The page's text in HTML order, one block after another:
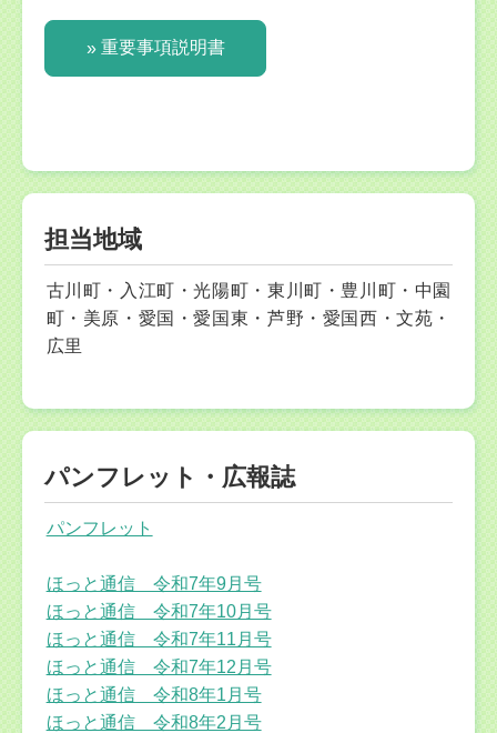
重要事項説明書
担当地域
古川町・入江町・光陽町・東川町・豊川町・中園
町・美原・愛国・愛国東・芦野・愛国西・文苑・
広里
パンフレット・広報誌
パンフレット
ほっと通信 令和7年9月号
ほっと通信 令和7年10月号
ほっと通信 令和7年11月号
ほっと通信 令和7年12月号
ほっと通信 令和8年1月号
ほっと通信 令和8年2月号